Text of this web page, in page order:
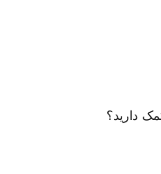
دارید؟